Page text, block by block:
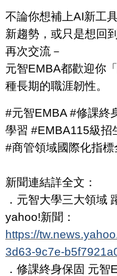
不論你想補上AI新工
新趨勢，或只是想回
再次交流－
元智EMBA都歡迎你
種長期的職涯韌性。
#元智EMBA #修課終
學習 #EMBA115級招
#商管領域國際化指標
新聞連結詳全文：
．元智大學三大領域
yahoo!新聞：
https://
3d63-9c7e-
．修課終身保固 元智